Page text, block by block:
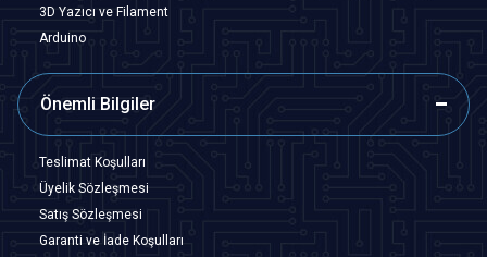
3D Yazıcı ve Filament
Arduino
Önemli Bilgiler
Teslimat Koşulları
Üyelik Sözleşmesi
Satış Sözleşmesi
Garanti ve İade Koşulları